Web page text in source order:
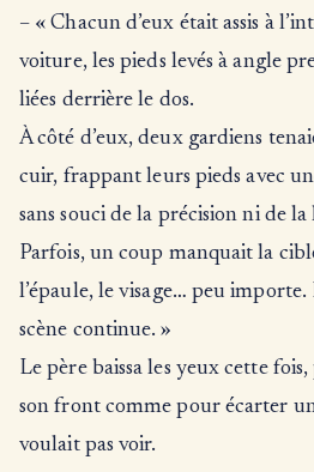
– « Chacun d’eux était assis à
voiture, les pieds levés à angle
liées derrière le dos.
À côté d’eux, deux gardiens
cuir, frappant leurs pieds avec
sans souci de la précision ni de
Parfois, un coup manquait la
l’épaule, le visage… peu importe.
scène continue. »
Le père baissa les yeux cette
son front comme pour écarter
voulait pas voir.